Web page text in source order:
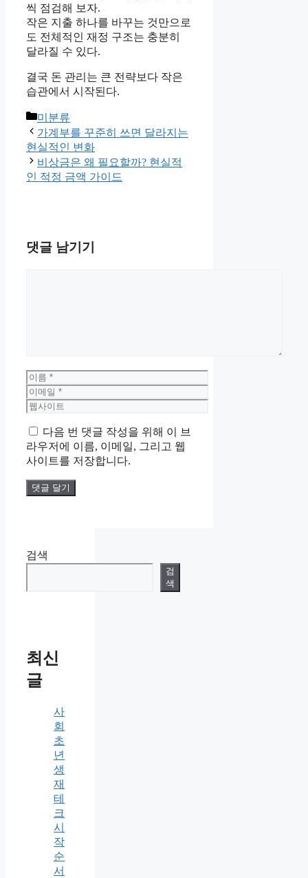
씩 점검해 보자.
작은 지출 하나를 바꾸는 것만으로
도 전체적인 재정 구조는 충분히
달라질 수 있다.
결국 돈 관리는 큰 전략보다 작은
습관에서 시작된다.
카
테
고
리
미분류
가계부를 꾸준히 쓰면 달라지는
현실적인 변화
비상금은 왜 필요할까? 현실적
인 적정 금액 가이드
댓글 남기기
이
름
이
메
웹
이
트
다음 번 댓글 작성을 위해 이 브
라우저에 이름, 이메일, 그리고 웹
사이트를 저장합니다.
검색
검
색
최신
글
사
회
초
년
생
재
테
크
시
작
순
서